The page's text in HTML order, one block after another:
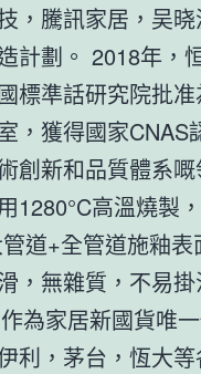
，騰訊家居，吴
計劃。 2018年，
標準話研究院批
，獲得國家CNAS
創新和品質體系
1280°C高溫燒製
道+全管道施釉
，無雜質，不易
為家居新國貨唯
利，茅台，恆大